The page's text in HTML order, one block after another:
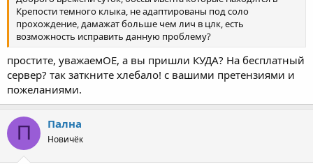
Крепости темного клыка, не адаптированы под соло
прохождение, дамажат больше чем лич в цлк, есть
возможность исправить данную проблему?
простите, уважаемОЕ, а вы пришли КУДА? На бесплатный
сервер? так заткните хлебало! с вашими претензиями и
пожеланиями.
П Пална
Новичёк